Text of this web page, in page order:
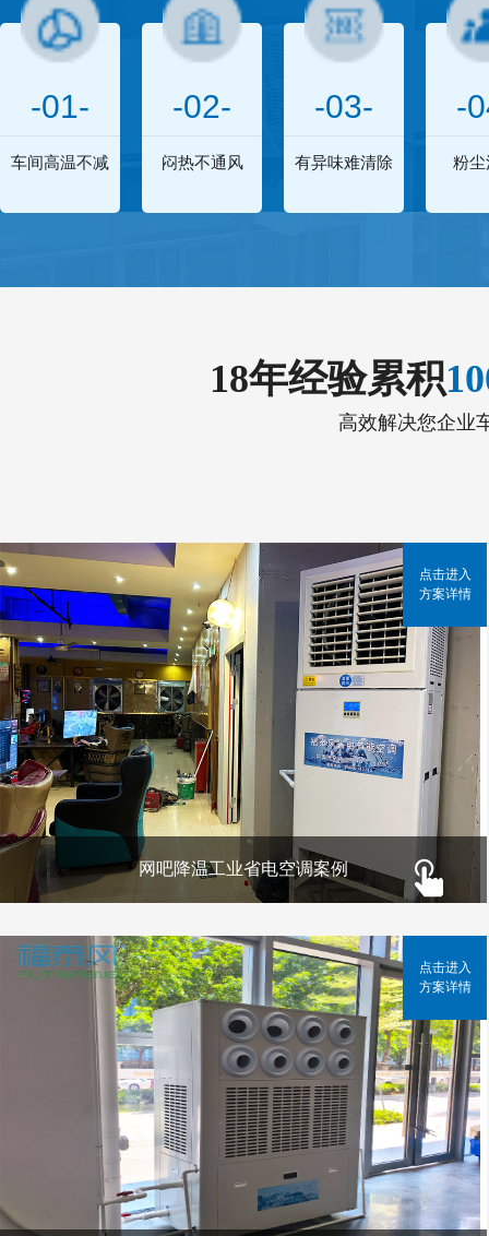
-01-
车间高温不减
-02-
闷热不通风
-03-
有异味难清除
-
粉尘
18年经验累积
高效解决您企业
网吧降温工业省电空调案例
点击进入
方案详情
点击进入
方案详情